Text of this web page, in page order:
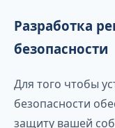
Разработка
безопасности
Для того чтобы
безопасности
защиту вашей